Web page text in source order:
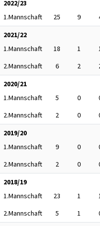
2022/23
1.Mannschaft
25 9
2021/22
1.Mannschaft
18 1
2.Mannschaft
6 2
2020/21
1.Mannschaft
5 0
2.Mannschaft
2 0
2019/20
1.Mannschaft
9 0
2.Mannschaft
2 0
2018/19
1.Mannschaft
23 1
2.Mannschaft
5 1